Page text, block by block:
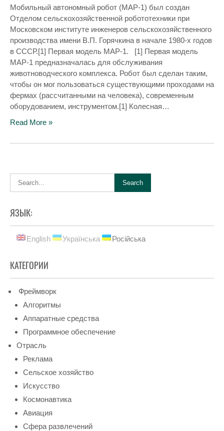
Мобильный автономный робот (МАР-1) был создан
Отделом сельскохозяйственной робототехники при
Московском институте инженеров сельскохозяйственного
производства имени В.П. Горячкина в начале 1980-х годов
в СССР.[1] Первая модель МАР-1. [1] Первая модель
МАР-1 предназначалась для обслуживания
животноводческого комплекса. Робот был сделан таким,
чтобы он мог пользоваться существующими проходами на
фермах (рассчитанными на человека), современным
оборудованием, инструментом.[1] Колесная…
Read More »
ЯЗЫК:
English Українська Російська
КАТЕГОРИИ
Фреймворк
Алгоритмы
Аппаратные средства
Программное обеспечение
Отрасль
Реклама
Сельское хозяйство
Искусство
Космонавтика
Авиация
Сфера развлечений